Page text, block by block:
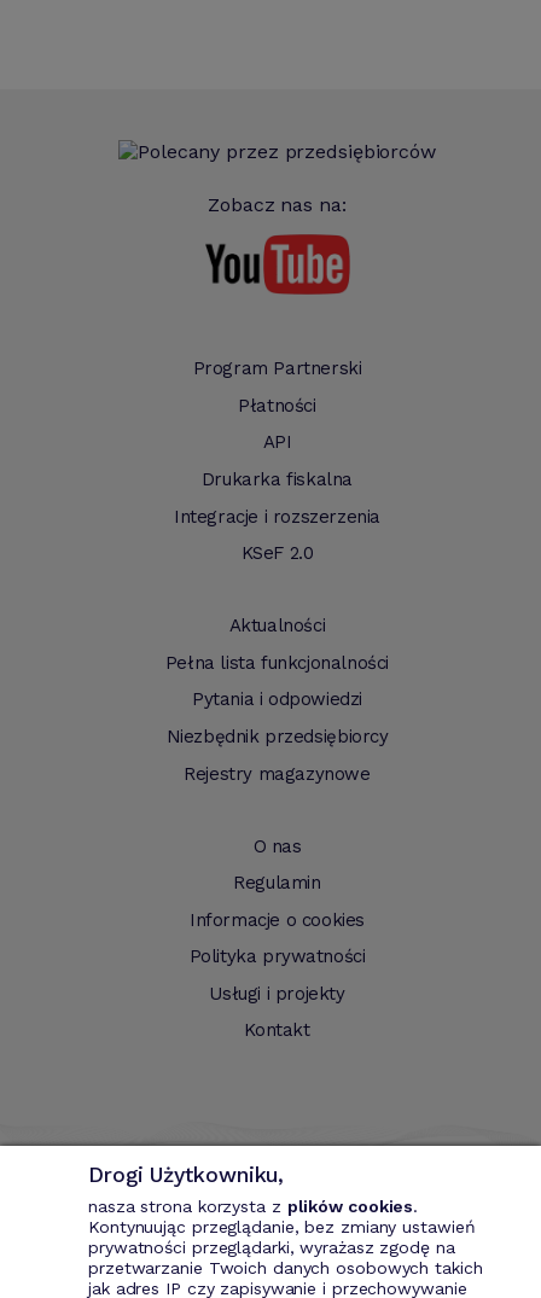
Zobacz nas na:
Program Partnerski
Płatności
API
Drukarka fiskalna
Integracje i rozszerzenia
KSeF 2.0
Aktualności
Pełna lista funkcjonalności
Pytania i odpowiedzi
Niezbędnik przedsiębiorcy
Rejestry magazynowe
O nas
Regulamin
Informacje o cookies
Polityka prywatności
Usługi i projekty
Kontakt
Bizin - System wspomagający przedsiębiorce. Wystawianie
Drogi Użytkowniku,
nasza strona korzysta z plików cookies.
Kontynuując przeglądanie, bez zmiany ustawień
prywatności przeglądarki, wyrażasz zgodę na
przetwarzanie Twoich danych osobowych takich
jak adres IP czy zapisywanie i przechowywanie